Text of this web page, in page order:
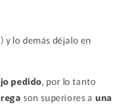
y lo demás déjalo en
pedido, por lo tanto
son superiores a una